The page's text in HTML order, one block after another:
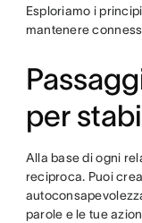
Esploriamo i
mantenere
per
Alla base di ogni
reciproca. Puoi
parole e le tue